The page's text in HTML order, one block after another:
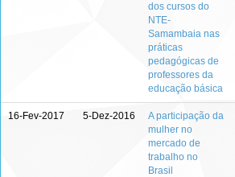
dos cursos do
NTE-
Samambaia nas
práticas
pedagógicas de
professores da
educação básica
16-Fev-2017 5-Dez-2016
A participação da
mulher no
mercado de
trabalho no
Brasil